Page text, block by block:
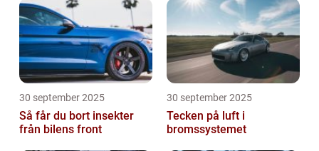
30 september 2025
Så får du bort insekter
från bilens front
30 september 2025
Tecken på luft i
bromssystemet